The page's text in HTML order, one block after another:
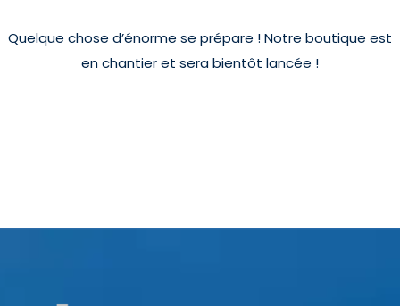
Quelque chose d’énorme se prépare ! Notre boutique est
en chantier et sera bientôt lancée !